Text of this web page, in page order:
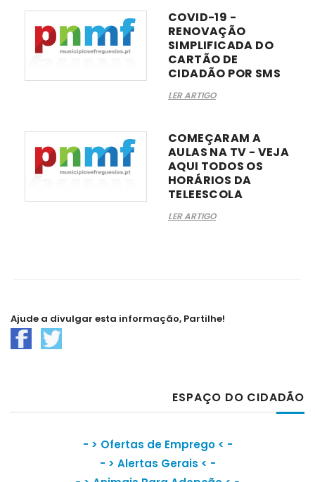
COVID-19 -
RENOVAÇÃO
SIMPLIFICADA DO
CARTÃO DE
CIDADÃO POR SMS
LER ARTIGO
COMEÇARAM A
AULAS NA TV - VEJA
AQUI TODOS OS
HORÁRIOS DA
TELEESCOLA
LER ARTIGO
Ajude a divulgar esta informação, Partilhe!
ESPAÇO DO CIDADÃO
- > Ofertas de Emprego< -
- > Alertas Gerais < -